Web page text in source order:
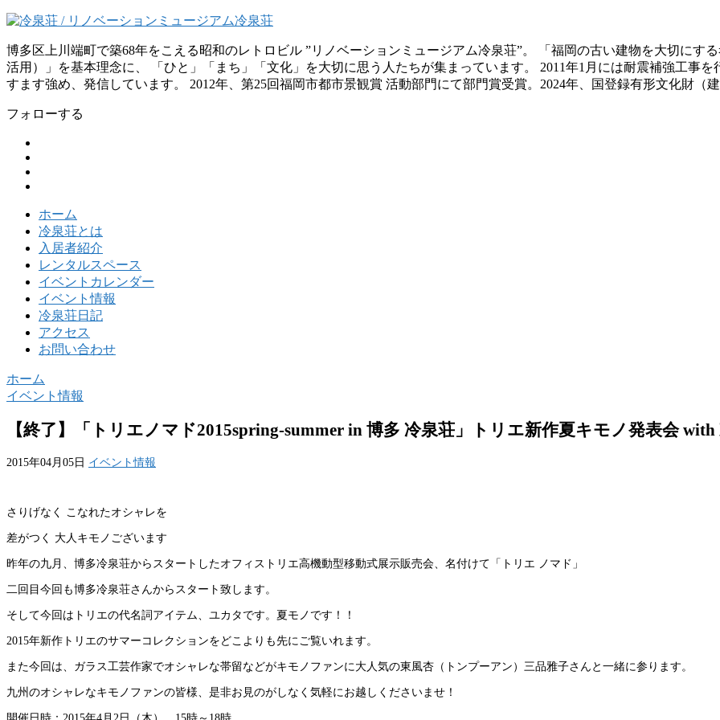
博多区上川端町で築68年をこえる昭和のレトロビル ”リノベーションミュージアム冷泉荘”。 「福岡の古い建物を大切にす
活用）」を基本理念に、 「ひと」「まち」「文化」を大切に思う人たちが集まっています。 2011年1月には耐震補強工事
すます強め、発信しています。 2012年、第25回福岡市都市景観賞 活動部門にて部門賞受賞。2024年、国登録有形文化財（
フォローする
ホーム
冷泉荘とは
入居者紹介
レンタルスペース
イベントカレンダー
イベント情報
冷泉荘日記
アクセス
お問い合わせ
ホーム
イベント情報
【終了】「トリエノマド2015spring-summer in 博多 冷泉荘」トリエ新作夏キモノ発表会 with
2015年04月05日 イベント情報
さりげなく こなれたオシャレを
差がつく 大人キモノございます
昨年の九月、博多冷泉荘からスタートしたオフィストリエ高機動型移動式展示販売会、名付けて「トリエ ノマド」
二回目今回も博多冷泉荘さんからスタート致します。
そして今回はトリエの代名詞アイテム、ユカタです。夏モノです！！
2015年新作トリエのサマーコレクションをどこよりも先にご覧いれます。
また今回は、ガラス工芸作家でオシャレな帯留などがキモノファンに大人気の東風杏（トンプーアン）三品雅子さんと一緒に参ります。
九州のオシャレなキモノファンの皆様、是非お見のがしなく気軽にお越しくださいませ！